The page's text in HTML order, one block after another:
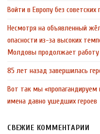
Войти в Европу без
Несмотря на объявленный
опасности из-за высоких
Молдовы продолжает работу
85 лет назад завершилась
Вот так мы «пропагандируем
имена давно ушедших героев
СВЕЖИЕ КОММЕНТАРИИ